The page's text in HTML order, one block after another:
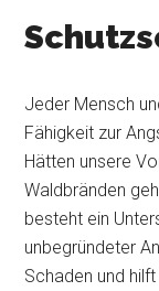
Jeder Mensch
Fähigkeit zur
Hätten unsere
Waldbränden
besteht ein
unbegründeter
Schaden und